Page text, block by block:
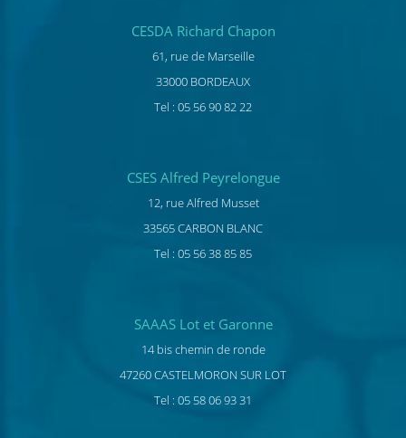
CESDA Richard Chapon
61, rue de Marseille
33000 BORDEAUX
Tel : 05 56 90 82 22
CSES Alfred Peyrelongue
12, rue Alfred Musset
33565 CARBON BLANC
Tel : 05 56 38 85 85
SAAAS Lot et Garonne
14 bis chemin de ronde
47260 CASTELMORON SUR LOT
Tel : 05 58 06 93 31